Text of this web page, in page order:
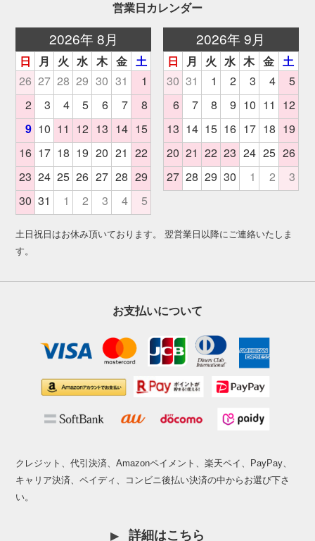
営業日カレンダー
土日祝日はお休み頂いております。 翌営業日以降にご連絡いたしま
す。
お支払いについて
クレジット、代引決済、Amazonペイメント、楽天ペイ、PayPay、
キャリア決済、ペイディ、コンビニ後払い決済の中からお選び下さ
い。
詳細はこちら